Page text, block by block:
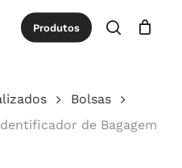
Produtos
procurar
Close
Bolsas
de Bagagem